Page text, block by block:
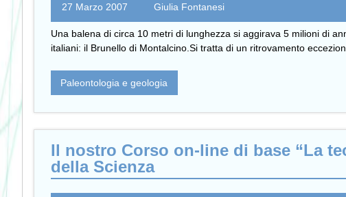
27 Marzo 2007 Giulia Fontanesi
Una balena di circa 10 metri di lunghezza si aggirava 5 milioni di
italiani: il Brunello di Montalcino.Si tratta di un ritrovamento
Paleontologia e geologia
Il nostro Corso on-line di base “La
della Scienza